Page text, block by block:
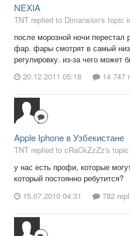
NEXIA
TNT replied to Dimansion's topic
после морозной ночи перестал
фар. фары смотрят в самый
регулировку. из-за чего может
20.12.2011 05:18
14 747
Apple Iphone в Узбекистане
TNT replied to cRaCkZzZz's
у нас есть профи, которые
который постоянно ребутится?
15.07.2010 04:31
782